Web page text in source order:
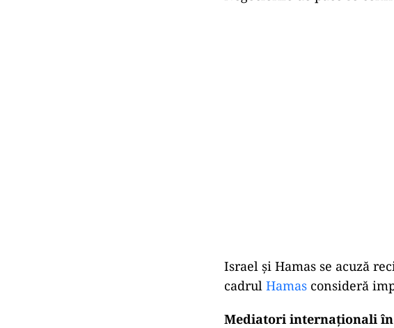
Israel și Hamas se acuză
cadrul Hamas consideră
Mediatori internaționali